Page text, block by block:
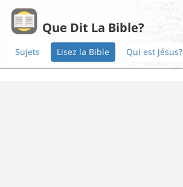
Que Dit La Bible?
Sujets Lisez la Bible Qui est Jésus?